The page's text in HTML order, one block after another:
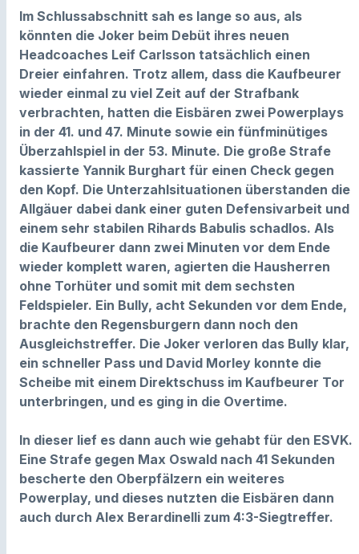
Im Schlussabschnitt sah es lange so aus, als
könnten die Joker beim Debüt ihres neuen
Headcoaches Leif Carlsson tatsächlich einen
Dreier einfahren. Trotz allem, dass die Kaufbeurer
wieder einmal zu viel Zeit auf der Strafbank
verbrachten, hatten die Eisbären zwei Powerplays
in der 41. und 47. Minute sowie ein fünfminütiges
Überzahlspiel in der 53. Minute. Die große Strafe
kassierte Yannik Burghart für einen Check gegen
den Kopf. Die Unterzahlsituationen überstanden die
Allgäuer dabei dank einer guten Defensivarbeit und
einem sehr stabilen Rihards Babulis schadlos. Als
die Kaufbeurer dann zwei Minuten vor dem Ende
wieder komplett waren, agierten die Hausherren
ohne Torhüter und somit mit dem sechsten
Feldspieler. Ein Bully, acht Sekunden vor dem Ende,
brachte den Regensburgern dann noch den
Ausgleichstreffer. Die Joker verloren das Bully klar,
ein schneller Pass und David Morley konnte die
Scheibe mit einem Direktschuss im Kaufbeurer Tor
unterbringen, und es ging in die Overtime.
In dieser lief es dann auch wie gehabt für den ESVK.
Eine Strafe gegen Max Oswald nach 41 Sekunden
bescherte den Oberpfälzern ein weiteres
Powerplay, und dieses nutzten die Eisbären dann
auch durch Alex Berardinelli zum 4:3-Siegtreffer.